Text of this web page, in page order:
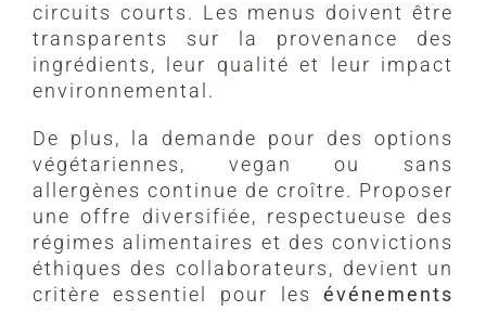
circuits courts. Les menus doivent être
transparents sur la provenance des
ingrédients, leur qualité et leur impact
environnemental.
De plus, la demande pour des options
végétariennes, vegan ou sans
allergènes continue de croître. Proposer
une offre diversifiée, respectueuse des
régimes alimentaires et des convictions
éthiques des collaborateurs, devient un
critère essentiel pour lesévénements